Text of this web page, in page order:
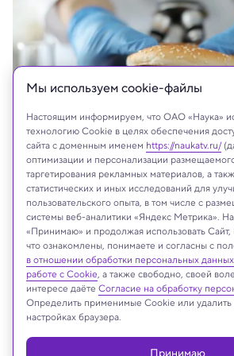
Shutterstock.com
Реклама
Мы используем сookie-файлы
Принимаю
Настоящим информируем, что ОАО «Наука»
технологию Cookie в целях обеспечения
сайта с доменным именем https://naukatv.ru/
оптимизации и персонализации
таргетирования рекламных материалов, а
статистических и иных исследований для
пользовательского опыта, в том числе с
системы веб-аналитики «Яндекс Метрика».
«Принимаю» и продолжая использовать
что ознакомлены, понимаете и согласны с
в отношении обработки персональных данных
работе с Cookie, а также свободно, своей
интересе даёте Согласие на обработку
Определить применимые Cookie или
настройках браузера.